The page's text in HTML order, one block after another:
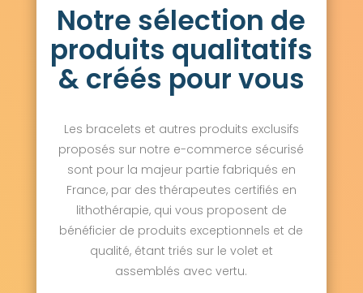
Notre sélection de
produits qualitatifs
& créés pour vous
Les bracelets et autres produits exclusifs
proposés sur notre e-commerce sécurisé
sont pour la majeur partie fabriqués en
France, par des thérapeutes certifiés en
lithothérapie, qui vous proposent de
bénéficier de produits exceptionnels et de
qualité, étant triés sur le volet et
assemblés avec vertu.